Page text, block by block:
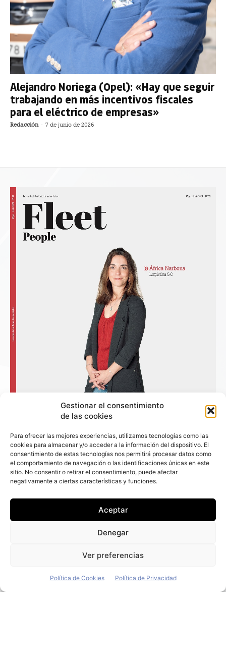
Gestionar el consentimiento
de las cookies
Para ofrecer las mejores experiencias, utilizamos tecnologías como las
cookies para almacenar y/o acceder a la información del dispositivo. El
consentimiento de estas tecnologías nos permitirá procesar datos como
el comportamiento de navegación o las identificaciones únicas en este
sitio. No consentir o retirar el consentimiento, puede afectar
negativamente a ciertas características y funciones.
Aceptar
Denegar
Ver preferencias
Política de Cookies Política de Privacidad
Alejandro Noriega (Opel): «Hay que seguir
trabajando en más incentivos fiscales
para el eléctrico de empresas»
Redacción - 7 de junio de 2026
+ Fleet People
Contacto
Staff
La edición digital
+ Contenido en redes sociales